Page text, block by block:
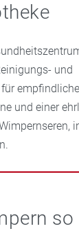
und
und einer
so